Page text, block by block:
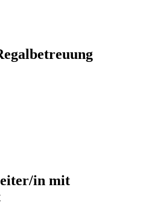
in mit